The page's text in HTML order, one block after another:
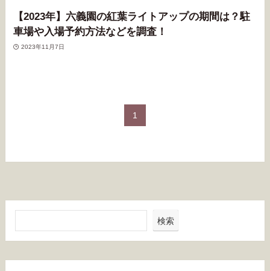
【2023年】六義園の紅葉ライトアップの期間は？駐
車場や入場予約方法などを調査！
2023年11月7日
1
検索